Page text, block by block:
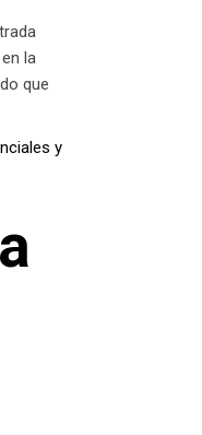
la
que
y